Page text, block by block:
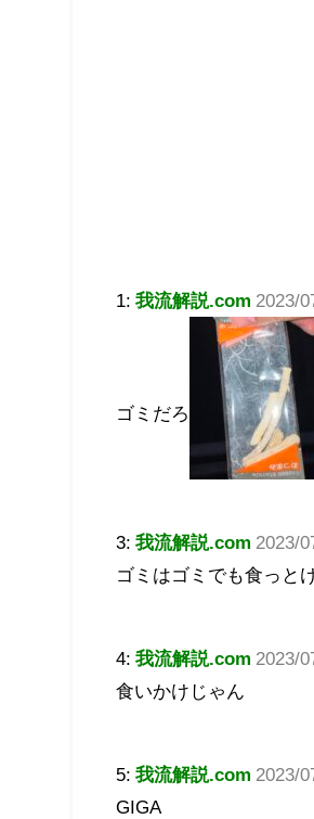
1:我流解説.com 2023/
ゴミだろ
3:我流解説.com 2023/
ゴミはゴミでも食っと
4:我流解説.com 2023/
食いかけじゃん
5:我流解説.com 2023/
GIGA